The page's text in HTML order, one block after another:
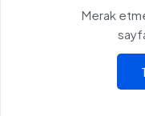
Merak